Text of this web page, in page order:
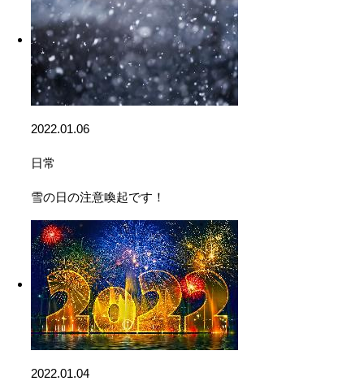
2022.01.06
日常
雪の日の注意喚起です！
2022.01.04